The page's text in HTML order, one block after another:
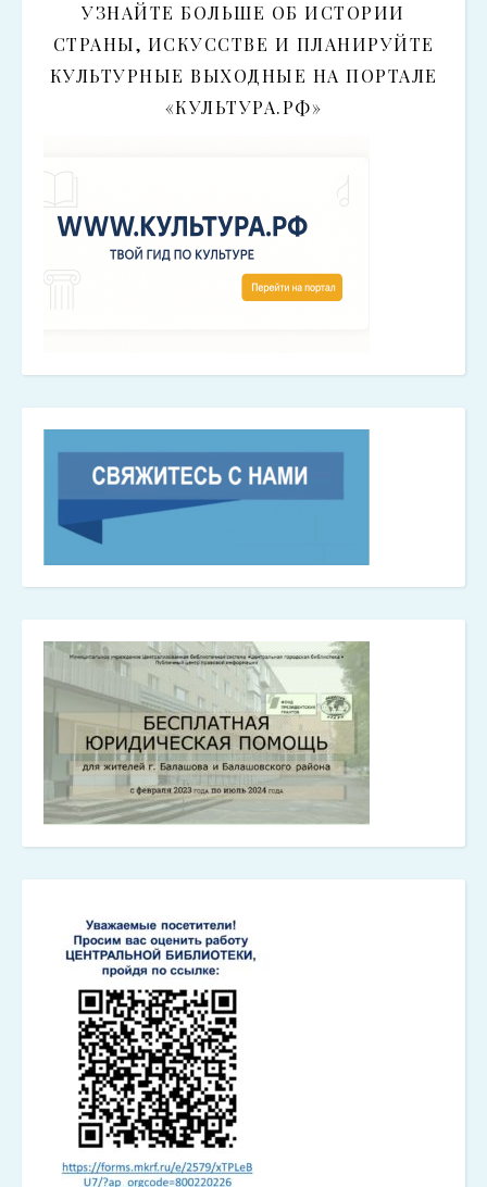
УЗНАЙТЕ БОЛЬШЕ ОБ ИСТОРИИ
СТРАНЫ, ИСКУССТВЕ И ПЛАНИРУЙТЕ
КУЛЬТУРНЫЕ ВЫХОДНЫЕ НА ПОРТАЛЕ
«КУЛЬТУРА.РФ»